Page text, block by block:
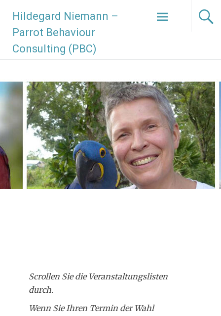
Inhalt
springen
Hildegard Niemann –
Parrot Behaviour
Consulting (PBC)
Scrollen Sie die Veranstaltungslisten
durch.
Wenn Sie Ihren Termin der Wahl